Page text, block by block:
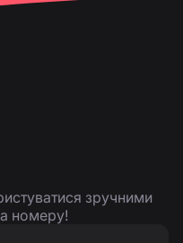
зручними
номеру!